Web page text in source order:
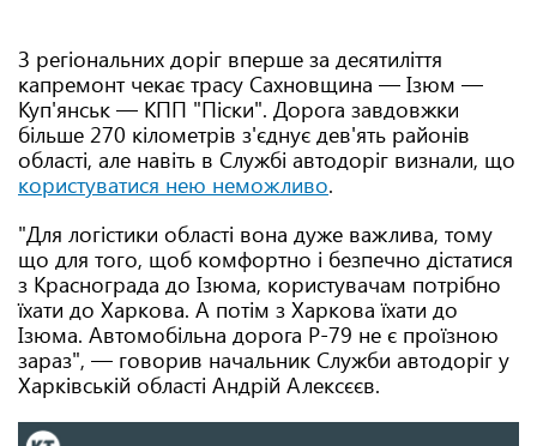
З регіональних доріг вперше за десятиліття
капремонт чекає трасу Сахновщина — Ізюм —
Куп'янськ — КПП "Піски". Дорога завдовжки
більше 270 кілометрів з'єднує дев'ять районів
області, але навіть в Службі автодоріг визнали, що
користуватися нею неможливо.
"Для логістики області вона дуже важлива, тому
що для того, щоб комфортно і безпечно дістатися
з Краснограда до Ізюма, користувачам потрібно
їхати до Харкова. А потім з Харкова їхати до
Ізюма. Автомобільна дорога Р-79 не є проїзною
зараз", — говорив начальник Служби автодоріг у
Харківській області Андрій Алексєєв.